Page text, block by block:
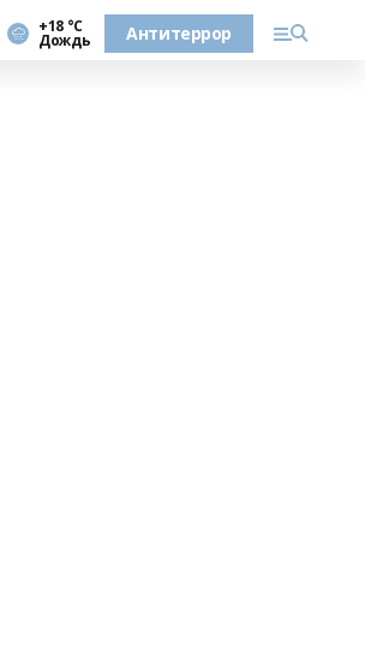
+18 °С
Дождь Антитеррор